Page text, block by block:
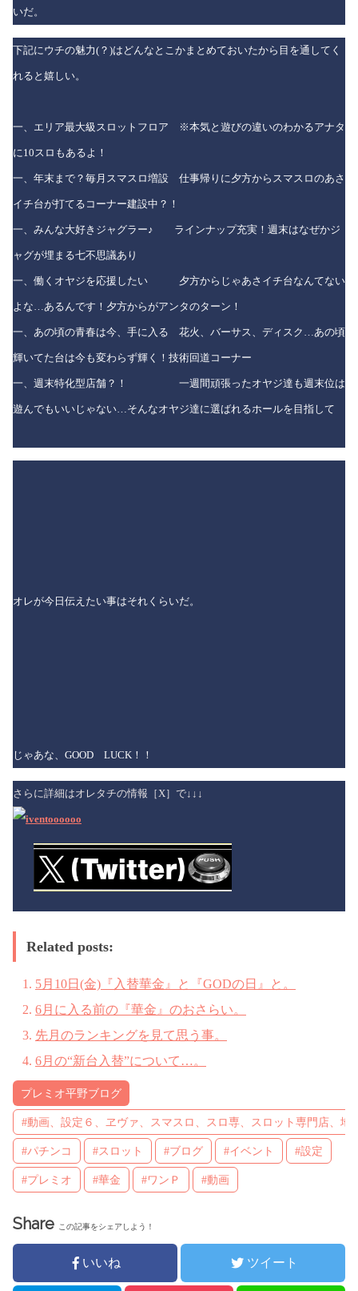
いだ。
下記にウチの魅力(？)はどんなとこかまとめておいたから目を通してく
れると嬉しい。
一、エリア最大級スロットフロア ※本気と遊びの違いのわかるアナタ
に10スロもあるよ！
一、年末まで？毎月スマスロ増設 仕事帰りに夕方からスマスロのあさ
イチ台が打てるコーナー建設中？！
一、みんな大好きジャグラー♪ ラインナップ充実！週末はなぜかジ
ャグが埋まる七不思議あり
一、働くオヤジを応援したい 夕方からじゃあさイチ台なんてない
よな…あるんです！夕方からがアンタのターン！
一、あの頃の青春は今、手に入る 花火、バーサス、ディスク…あの頃
輝いてた台は今も変わらず輝く！技術回道コーナー
一、週末特化型店舗？！ 一週間頑張ったオヤジ達も週末位は
遊んでもいいじゃない…そんなオヤジ達に選ばれるホールを目指して
オレが今日伝えたい事はそれくらいだ。
じゃあな、GOOD LUCK！！
さらに詳細はオレタチの情報［X］で↓↓↓
Related posts:
5月10日(金)『入替華金』と『GODの日』と。
6月に入る前の『華金』のおさらい。
先月のランキングを見て思う事。
6月の“新台入替”について…。
プレミオ平野ブログ
#動画、設定６、ヱヴァ、スマスロ、スロ専、スロット専門店、地
#パチンコ #スロット #ブログ #イベント #設定
#プレミオ #華金 #ワンＰ #動画
Share この記事をシェアしよう！
いいね ツイート